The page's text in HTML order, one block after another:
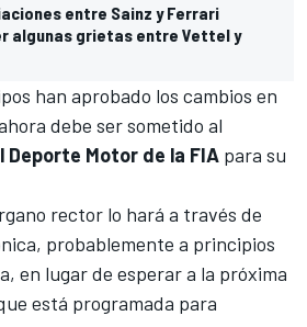
entre Sainz y Ferrari
algunas grietas entre Vettel y
han aprobado los cambios en
debe ser sometido al
Deporte Motor de la FIA para su
rector lo hará a través de
probablemente a principios
en lugar de esperar a la próxima
está programada para